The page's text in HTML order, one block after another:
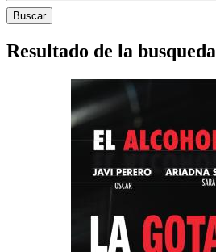
Resultado de la busqueda